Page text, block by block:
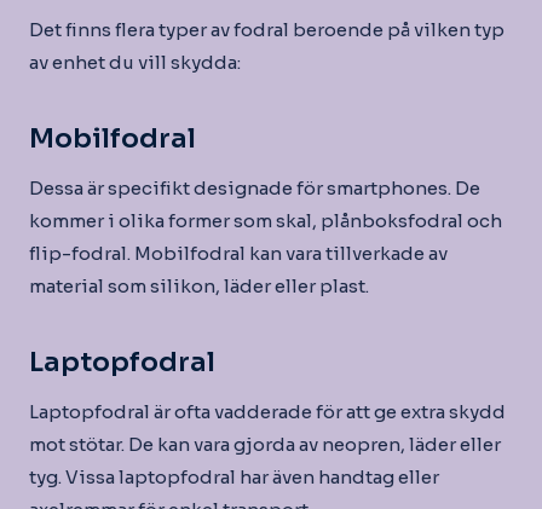
Det finns flera typer av fodral beroende på vilken typ
av enhet du vill skydda:
Mobilfodral
Dessa är specifikt designade för smartphones. De
kommer i olika former som skal, plånboksfodral och
flip-fodral. Mobilfodral kan vara tillverkade av
material som silikon, läder eller plast.
Laptopfodral
Laptopfodral är ofta vadderade för att ge extra skydd
mot stötar. De kan vara gjorda av neopren, läder eller
tyg. Vissa laptopfodral har även handtag eller